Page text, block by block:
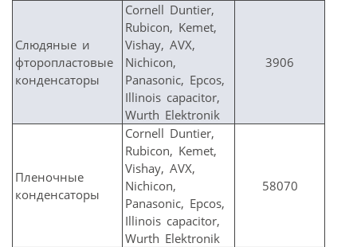
Слюдяные и
фторопластовые
конденсаторы
Cornell Duntier,
Rubicon, Kemet,
Vishay, AVX,
Nichicon,
Panasonic, Epcos,
Illinois capacitor,
Wurth Elektronik
3906
Пленочные
конденсаторы
Cornell Duntier,
Rubicon, Kemet,
Vishay, AVX,
Nichicon,
Panasonic, Epcos,
Illinois capacitor,
Wurth Elektronik
58070